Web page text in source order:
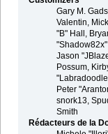
Gary M.
Valentin,
"B" Hall,
Jason
Possum,
Peter
snork13,
Smith
Rédacteurs de la